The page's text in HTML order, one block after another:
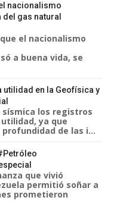
nacionalismo
gas natural
el nacionalismo
a buena vida, se
utilidad en la Geofísica y
los registros
ya que
de las i...
que vivió
permitió soñar a
prometieron